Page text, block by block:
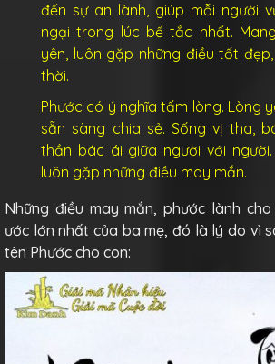
đến sự an lành, giúp mỗi người
ngại trong lúc bế tắc nhất.
yên, luôn gặp những điều tốt
thời.
Phước có ý nghĩa tấm lòng. Lòng
sẵn sàng chia sẻ. Sống vị tha,
thần bác ái giữa người với
luôn gặp những điều may mắn.
Những điều may mắn, phước lành
ước lớn nhất của ba mẹ, đó là lý do vì
tên Phước cho con: